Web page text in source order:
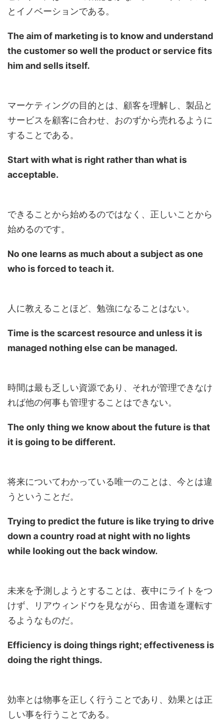
とイノベーションである。
The aim of marketing is to know and understand
the customer so well the product or service fits
him and sells itself.
マーケティングの目的とは、顧客を理解し、製品と
サービスを顧客に合わせ、おのずから売れるように
することである。
Start with what is right rather than what is
acceptable.
できることから始めるのではなく、正しいことから
始めるのです。
No one learns as much about a subject as one
who is forced to teach it.
人に教えることほど、勉強になることはない。
Time is the scarcest resource and unless it is
managed nothing else can be managed.
時間は最も乏しい資源であり、それが管理できなけ
れば他の何事も管理することはできない。
The only thing we know about the future is that
it is going to be different.
将来についてわかっている唯一のことは、今とは違
うということだ。
Trying to predict the future is like trying to drive
down a country road at night with no lights
while looking out the back window.
未来を予測しようとすることは、夜中にライトをつ
けず、リアウィンドウを見ながら、田舎道を運転す
るようなものだ。
Efficiency is doing things right; effectiveness is
doing the right things.
効率とは物事を正しく行うことであり、効果とは正
しい事を行うことである。